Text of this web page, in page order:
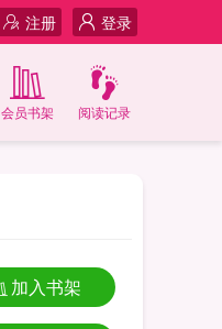
登录
注册
阅读记录
会员书架
加入书架